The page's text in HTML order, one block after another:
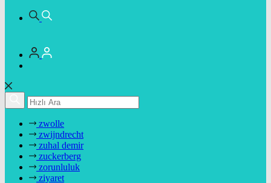
zwolle
zwijndrecht
zuhal demir
zuckerberg
zorunluluk
ziyaret